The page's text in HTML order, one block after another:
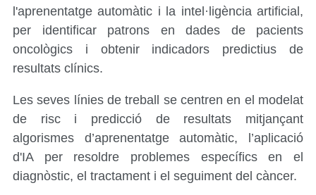
l'aprenentatge automàtic i la intel·ligència artificial,
per identificar patrons en dades de pacients
oncològics i obtenir indicadors predictius de
resultats clínics.
Les seves línies de treball se centren en el modelat
de risc i predicció de resultats mitjançant
algorismes d’aprenentatge automàtic, l’aplicació
d'IA per resoldre problemes específics en el
diagnòstic, el tractament i el seguiment del càncer.